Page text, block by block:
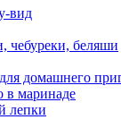
вид
чебуреки, беляши
домашнего
маринаде
лепки